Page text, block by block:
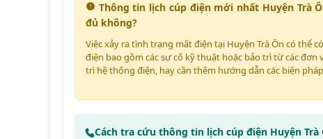
Thông tin lịch cúp điện mới nhất Huyện Trà
đủ không?
Việc xảy ra tình trạng mất điện tại Huyện Trà Ôn có thể
điện bao gồm các sự cố kỹ thuật hoặc bảo trì từ các đơn
trì hệ thống điện, hay cần thêm hướng dẫn các biện
Cách tra cứu thông tin lịch cúp điện Huyện